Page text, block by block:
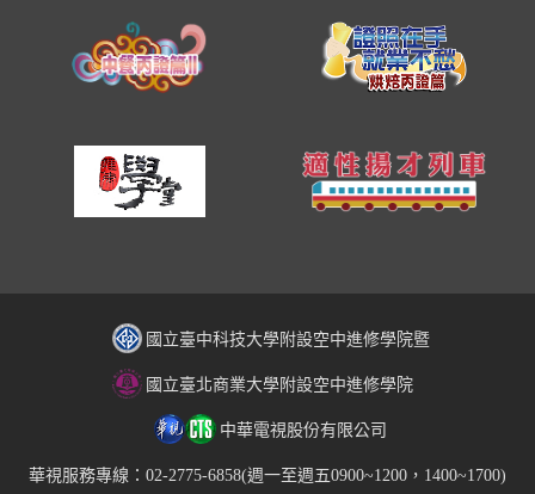
國立臺中科技大學附設空中進修學院暨
國立臺北商業大學附設空中進修學院
中華電視股份有限公司
華視服務專線：02-2775-6858(週一至週五0900~1200，1400~1700)